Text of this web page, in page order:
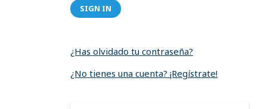
SIGN IN
¿Has olvidado tu contraseña?
¿No tienes una cuenta? ¡Regístrate!